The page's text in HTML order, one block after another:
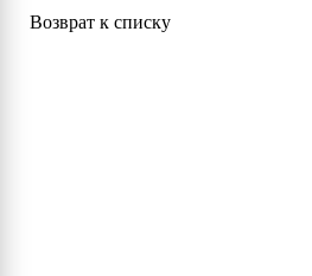
Возврат к списку